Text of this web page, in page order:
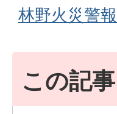
林野火災警
この記